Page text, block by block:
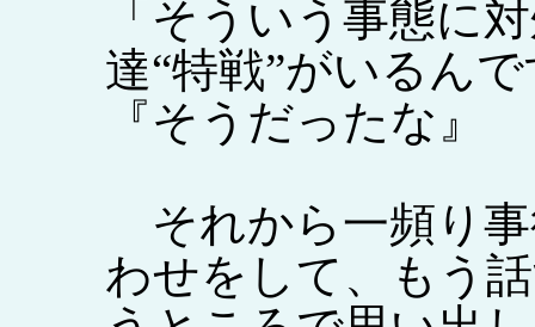
「そういう事態に
達“特戦”がいるん
『そうだったな』
それから一頻り
わせをして、もう